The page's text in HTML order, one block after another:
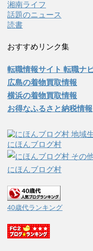
湘南ライフ
話題のニュース
読書
おすすめリンク集
転職情報サイト 転職ナ
広島の着物買取情報
横浜の着物買取情報
お得なふるさと納税情報
にほんブログ村
にほんブログ村
40歳代ランキング